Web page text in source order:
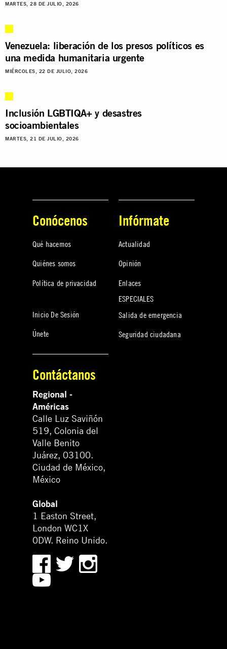
MARTES, 28 DE JULIO, 2026
Venezuela: liberación de los presos políticos es
una medida humanitaria urgente
MIÉRCOLES, 22 DE JULIO, 2026
Inclusión LGBTIQA+ y desastres
socioambientales
MARTES, 21 DE JULIO, 2026
Conócenos
Qué hacemos
Quiénes somos
Política de privacidad
Inicio De Sesión
Únete
Infórmate
Actualidad
Opinión
Enlaces
ESPECIALES
Salida de emergencia
Seguridad ciudadana
Contáctanos
Regional -
Américas
Calle Luz Saviñón
519, Colonia del
Valle Benito
Juárez, 03100.
Ciudad de México,
México
Global
1 Easton Street,
London WC1X
0DW. Reino Unido.